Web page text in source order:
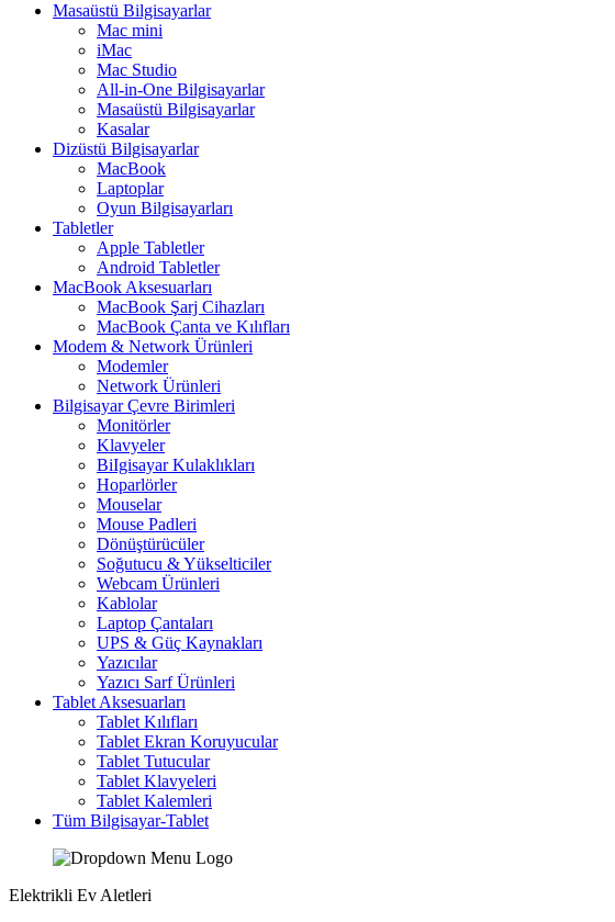
Masaüstü Bilgisayarlar
Mac mini
iMac
Mac Studio
All-in-One Bilgisayarlar
Masaüstü Bilgisayarlar
Kasalar
Dizüstü Bilgisayarlar
MacBook
Laptoplar
Oyun Bilgisayarları
Tabletler
Apple Tabletler
Android Tabletler
MacBook Aksesuarları
MacBook Şarj Cihazları
MacBook Çanta ve Kılıfları
Modem & Network Ürünleri
Modemler
Network Ürünleri
Bilgisayar Çevre Birimleri
Monitörler
Klavyeler
BiIgisayar Kulaklıkları
Hoparlörler
Mouselar
Mouse Padleri
Dönüştürücüler
Soğutucu & Yükselticiler
Webcam Ürünleri
Kablolar
Laptop Çantaları
UPS & Güç Kaynakları
Yazıcılar
Yazıcı Sarf Ürünleri
Tablet Aksesuarları
Tablet Kılıfları
Tablet Ekran Koruyucular
Tablet Tutucular
Tablet Klavyeleri
Tablet Kalemleri
Tüm Bilgisayar-Tablet
Elektrikli Ev Aletleri